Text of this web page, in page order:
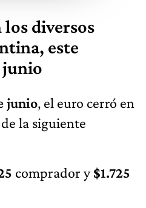
los diversos
este
junio
junio, el euro cerró en
la siguiente
comprador y$1.725